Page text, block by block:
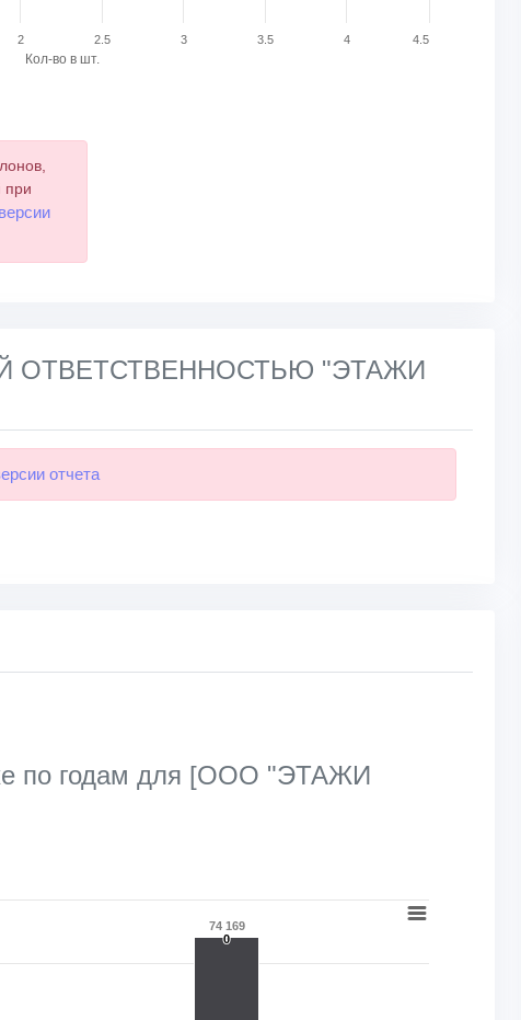
Кол-во в шт.
2 2.5 3 3.5 4 4.5
при
ОТВЕТСТВЕННОСТЬЮ "ЭТАЖИ
отчета
по годам для [ООО "ЭТАЖИ
74 169
0
0